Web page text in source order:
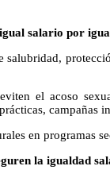
salario por
salubridad,
el acoso
campañas
en programas
la igualdad